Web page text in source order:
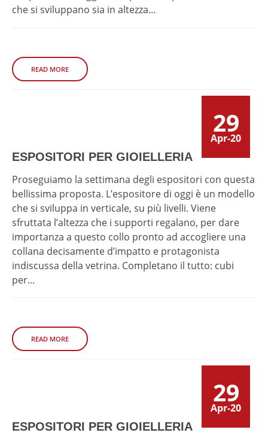
che si sviluppano sia in altezza...
READ MORE
29
Apr-20
ESPOSITORI PER GIOIELLERIA
Proseguiamo la settimana degli espositori con questa
bellissima proposta. L’espositore di oggi è un modello
che si sviluppa in verticale, su più livelli. Viene
sfruttata l’altezza che i supporti regalano, per dare
importanza a questo collo pronto ad accogliere una
collana decisamente d’impatto e protagonista
indiscussa della vetrina. Completano il tutto: cubi
per...
READ MORE
29
Apr-20
ESPOSITORI PER GIOIELLERIA